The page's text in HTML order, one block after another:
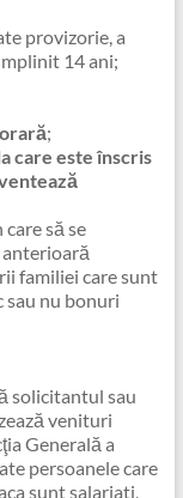
provizorie, a
14 ani;
;
care este înscris
să se
familiei care sunt
sau nu bonuri
solicitantul sau
venituri
Generală a
persoanele care
sunt salariati,